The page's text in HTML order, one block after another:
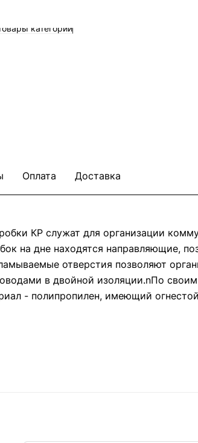
категории
Оплата Доставка
КР служат для организации
на дне находятся направляющие,
отверстия позволяют
в двойной изоляции.nПо
- полипропилен, имеющий